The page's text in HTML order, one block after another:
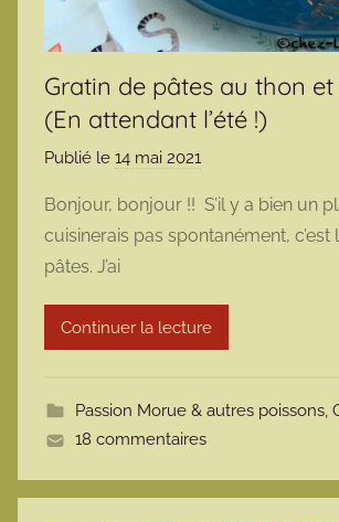
Gratin de pâtes au thon
(En attendant l’été !)
Publié le 14 mai 2021
r
m
r
m
t
e
Bonjour, bonjour !! S’il y a bien un
cuisinerais pas spontanément, c’est
pâtes. J’ai
Continuer la lecture
Passion Morue & autres poissons,
18 commentaires